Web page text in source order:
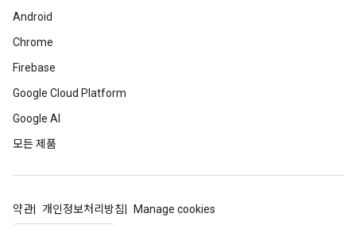
Android
Chrome
Firebase
Google Cloud Platform
Google AI
모든 제품
약관 개인정보처리방침 Manage cookies